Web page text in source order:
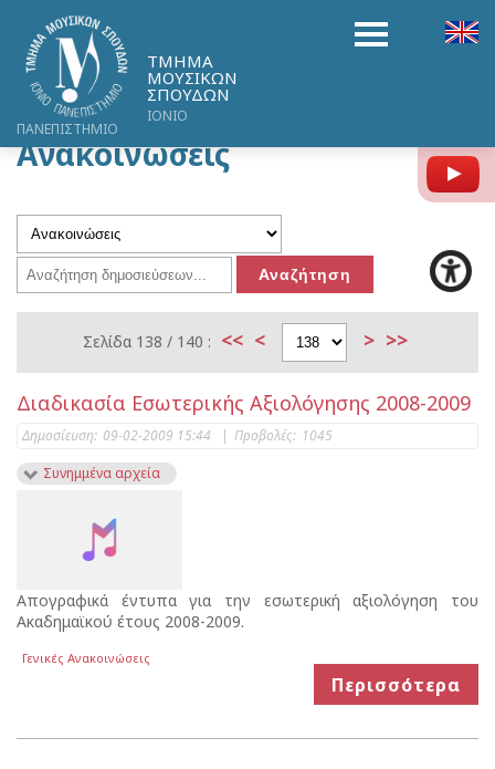
ΤΜΗΜΑ
ΜΟΥΣΙΚΩΝ
ΣΠΟΥΔΩΝ
ΙΟΝΙΟ
ΠΑΝΕΠΙΣΤΗΜΙΟ
Ανακοινώσεις
Σελίδα 138 / 140 : << < > >>
Διαδικασία Εσωτερικής Αξιολόγησης 2008-2009
Δημοσίευση: 09-02-2009 15:44 | Προβολές: 1045
Συνημμένα αρχεία
Απογραφικά έντυπα για την εσωτερική αξιολόγηση του
Ακαδημαϊκού έτους 2008-2009.
Γενικές Ανακοινώσεις
Περισσότερα